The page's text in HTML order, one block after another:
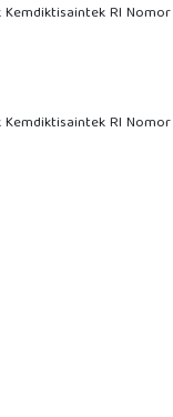
RI Nomor
RI Nomor